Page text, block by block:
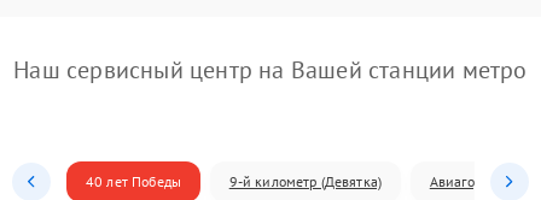
Наш сервисный центр на Вашей станции метро
40 лет Победы 9-й километр (Девятка) Авиагородок